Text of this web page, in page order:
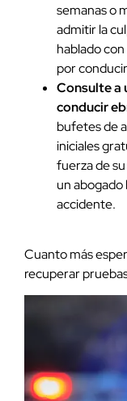
semanas o
admitir la
hablado
por
Consulte a
conducir
bufetes de
iniciales
fuerza de
un abogado
accidente.
Cuanto más
recuperar